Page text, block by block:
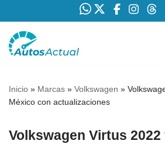
Saltar
Inicio » Marcas » Volkswagen »
México con actualizaciones
Volkswagen Virtus